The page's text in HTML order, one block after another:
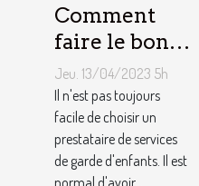
Comment
faire le bon
choix entre
une crèche et
une
assistante
maternelle ?
Jeu. 13/04/2023 5h
Il n'est pas toujours
facile de choisir un
prestataire de services
de garde d'enfants. Il est
normal d'avoir...